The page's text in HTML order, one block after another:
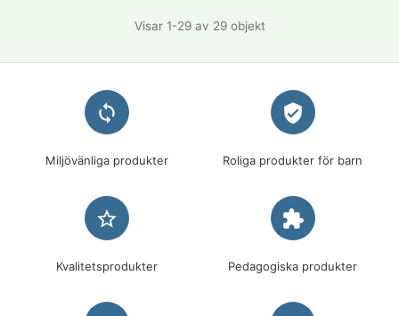
Visar 1-29 av 29 objekt
loop
Miljövänliga produkter
verified_user
Roliga produkter för barn
star_border
Kvalitetsprodukter
extension
Pedagogiska produkter